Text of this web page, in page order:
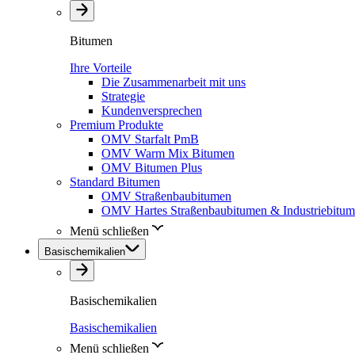
Bitumen
Ihre Vorteile
Die Zusammenarbeit mit uns
Strategie
Kundenversprechen
Premium Produkte
OMV Starfalt PmB
OMV Warm Mix Bitumen
OMV Bitumen Plus
Standard Bitumen
OMV Straßenbaubitumen
OMV Hartes Straßenbaubitumen &
Menü schließen
Basischemikalien
Basischemikalien
Basischemikalien
Menü schließen